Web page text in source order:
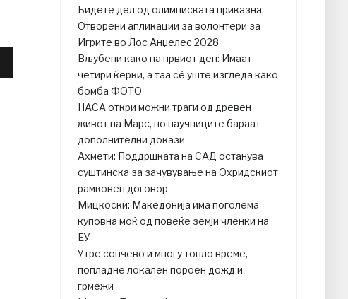
Бидете дел од олимписката приказна:
Отворени апликации за волонтери за
Игрите во Лос Анџелес 2028
Вљубени како на првиот ден: Имаат
четири ќерки, а таа сè уште изгледа како
бомба ФОТО
НАСА откри можни траги од древен
живот на Марс, но научниците бараат
дополнителни докази
Ахмети: Поддршката на САД останува
суштинска за зачувување на Охридскиот
рамковен договор
Мицкоски: Македонија има поголема
куповна моќ од повеќе земји членки на
ЕУ
Утре сончево и многу топло време,
попладне локален пороен дожд и
грмежи